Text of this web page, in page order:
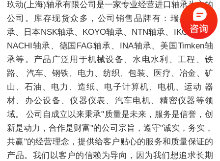
玖动(上海)轴承有限公司是一家专业经营进口轴承为主的
公司。库存现货众多，公司销售品牌有：瑞典SKF轴
承、日本NSK轴承、KOYO轴承、NTN轴承、IKO轴承、
NACHI轴承、德国FAG轴承、INA轴承、美国Timken轴
承等。产品广泛用于机械设备、水电水利、工程、铁
路、 汽车、钢铁、电力、纺织、包装、医疗、冶金、矿
山、石油、电力、造纸、电子计算机、电机、运动 器
材、办公设备、仪器仪表、汽车电机、精密仪器等领
域。 公司自成立以来秉承"质量是未来，服务是信誉，创
新是动力，合作是财富"的公司宗旨，遵守"诚实，务实，
共赢"的经营理念，提供给客户贴心的服务和质量保证的
产品。我们以客户的信赖为导向，因为我们想追求长期